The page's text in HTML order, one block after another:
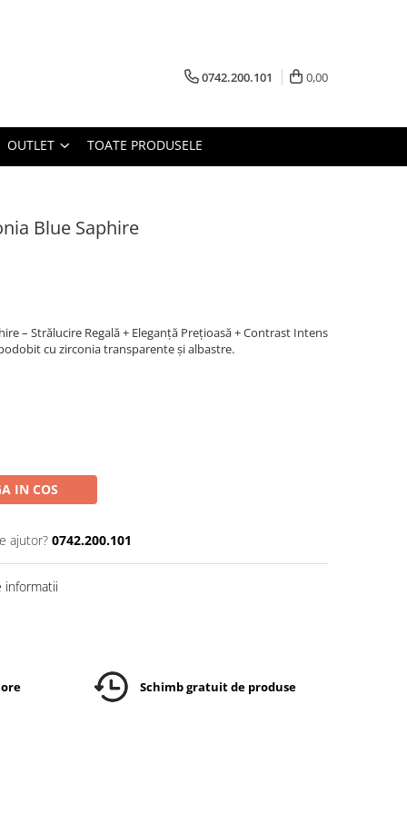
0742.200.101 0,00
OUTLET TOATE PRODUSELE
Blue Saphire
– Strălucire Regală + Eleganță Prețioasă + Contrast Intens
cu zirconia transparente și albastre.
IN COS
ajutor? 0742.200.101
informatii
Schimb gratuit de produse